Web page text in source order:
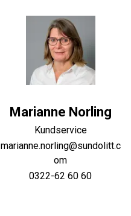
Marianne Norling
Kundservice
marianne.norling@sundolitt.c
om
0322-62 60 60